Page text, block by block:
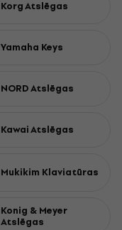
Korg Atslēgas
Yamaha Keys
NORD Atslēgas
Kawai Atslēgas
Mukikim Klaviatūras
Konig & Meyer
Atslēgas